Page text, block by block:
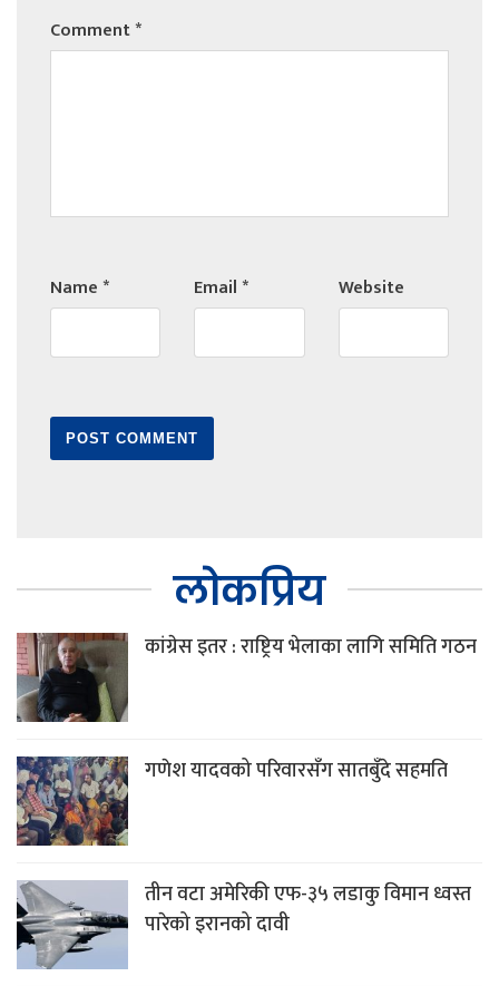
Comment*
Name* Email* Website
लोकप्रिय
कांग्रेस इतर : राष्ट्रिय भेलाका लागि समिति गठन
गणेश यादवको परिवारसँग सातबुँदे सहमति
तीन वटा अमेरिकी एफ-३५ लडाकु विमान ध्वस्त
पारेको इरानको दावी